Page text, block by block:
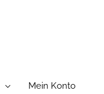
Mein Konto